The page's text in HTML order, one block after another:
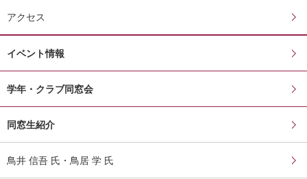
アクセス
イベント情報
学年・クラブ同窓会
同窓生紹介
鳥井 信吾 氏・鳥居 学 氏